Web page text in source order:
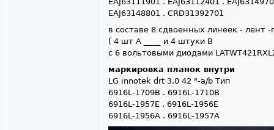
EAJ63148801 . CRD31392701
в составе 8 сдвоенных линеек - лент
( 4 шт A ____ и 4 штуки B
с 6 вольтовыми диодами
маркировка планок внутри
LG innotek drt 3.0 42 "-a/b Тип
6916L-1709B . 6916L-1710B
6916L-1957E . 6916L-1956E
6916L-1956A . 6916L-1957A